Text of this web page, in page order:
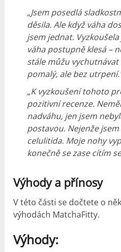
„Jsem posedlá
děsila. Ale když váha
jsem jednat.
váha postupně klesá –
stále můžu
pomalý, ale bez
„K vyzkoušení tohoto
pozitivní recenze.
nadváhu, jen jsem
postavou. Nejenže
celulitida. Moje nohy
konečně se zase cítím
Výhody a přínosy
V této části se dočtete o
výhodách MatchaFitty.
Výhody: